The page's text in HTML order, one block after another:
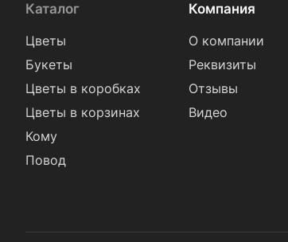
Каталог
Цветы
Букеты
Цветы в коробках
Цветы в корзинах
Кому
Повод
Компания
О компании
Реквизиты
Отзывы
Видео